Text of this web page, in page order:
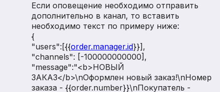
Если оповещение необходимо отправить
дополнительно в канал, то вставить
необходимо текст по примеру ниже:
{
"users":[{{order.manager.id}}],
"channels": [-100000000000],
"message":"<b>НОВЫЙ
ЗАКАЗ</b>\nОформлен новый заказ!\nНомер
заказа - {{order.number}}\nПокупатель -